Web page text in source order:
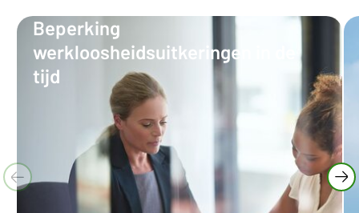
Beperking
werkloosheidsuitkeringen in de
tijd